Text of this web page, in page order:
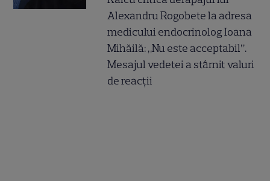
Alexandru Rogobete la adresa
medicului endocrinolog Ioana
Mihăilă: „Nu este acceptabil”.
Mesajul vedetei a stârnit valuri
de reacții